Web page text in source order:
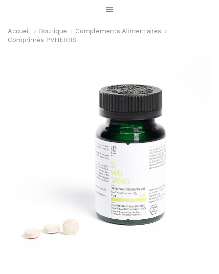
Accueil Boutique
Compléments Alimentaires
Comprimés PVHERBS